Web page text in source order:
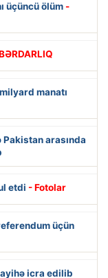
üçüncü ölüm -
manatı
arasında
etdi - Fotolar
üçün
icra edilib